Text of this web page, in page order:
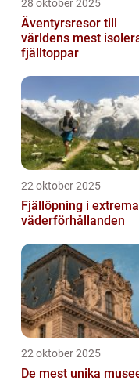
28 oktober 2025
Äventyrsresor till
världens mest
fjälltoppar
22 oktober 2025
Fjällöpning i extrema
väderförhållanden
22 oktober 2025
De mest unika